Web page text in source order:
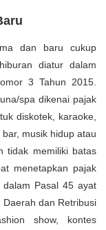
dan baru cukup
diatur dalam
3 Tahun 2015.
spa dikenai pajak
diskotek, karaoke,
musik hidup atau
tidak memiliki batas
menetapkan pajak
Pasal 45 ayat
dan Retribusi
show, kontes